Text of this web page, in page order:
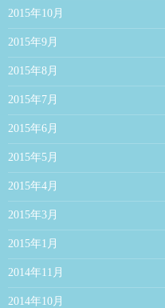
2015年10月
2015年9月
2015年8月
2015年7月
2015年6月
2015年5月
2015年4月
2015年3月
2015年1月
2014年11月
2014年10月